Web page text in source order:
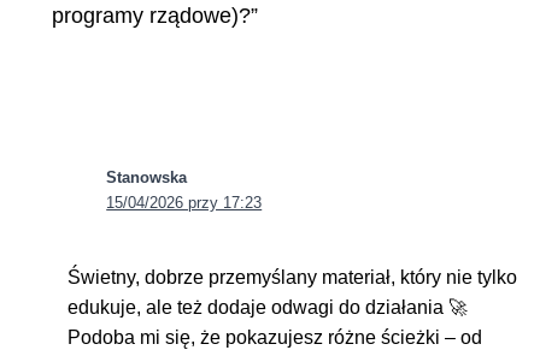
programy rządowe)?”
Stanowska
15/04/2026 przy 17:23
Świetny, dobrze przemyślany materiał, który nie tylko
edukuje, ale też dodaje odwagi do działania 🚀
Podoba mi się, że pokazujesz różne ścieżki – od